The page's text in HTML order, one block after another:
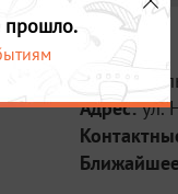
Место:
Адрес:ул.
прошло.